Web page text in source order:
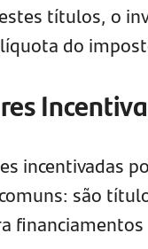
títulos, o
do
incentivadas
são